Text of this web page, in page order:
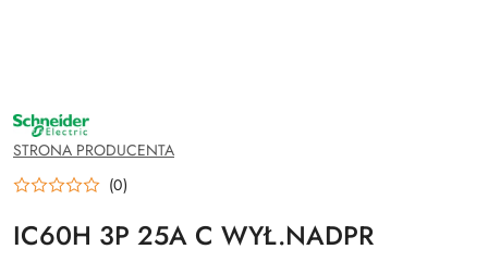
NAZWA
PRODUCENTA:
SCHNEIDER
ELECTRIC
STRONA PRODUCENTA
(0)
IC60H 3P 25A C WYŁ.NADPR